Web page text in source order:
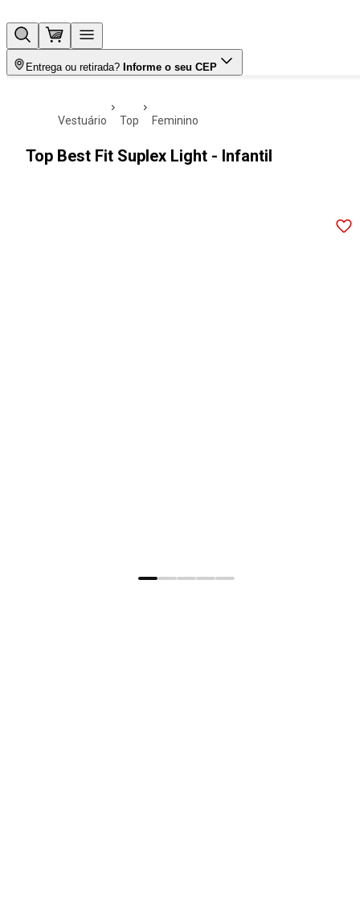
Entrega ou retirada? Informe o seu CEP
vestuário top feminino
Top Best Fit Suplex Light - Infantil